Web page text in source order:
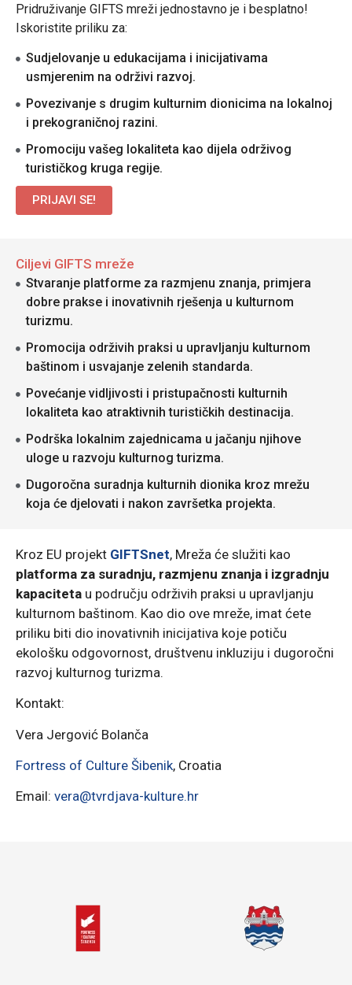
Pridruživanje GIFTS mreži jednostavno je i besplatno!
Iskoristite priliku za:
Sudjelovanje u edukacijama i inicijativama
usmjerenim na održivi razvoj.
Povezivanje s drugim kulturnim dionicima na lokalnoj
i prekograničnoj razini.
Promociju vašeg lokaliteta kao dijela održivog
turističkog kruga regije.
PRIJAVI SE!
Ciljevi GIFTS mreže
Stvaranje platforme za razmjenu znanja, primjera
dobre prakse i inovativnih rješenja u kulturnom
turizmu.
Promocija održivih praksi u upravljanju kulturnom
baštinom i usvajanje zelenih standarda.
Povećanje vidljivosti i pristupačnosti kulturnih
lokaliteta kao atraktivnih turističkih destinacija.
Podrška lokalnim zajednicama u jačanju njihove
uloge u razvoju kulturnog turizma.
Dugoročna suradnja kulturnih dionika kroz mrežu
koja će djelovati i nakon završetka projekta.
Kroz EU projekt GIFTSnet, Mreža će služiti kao
platforma za suradnju, razmjenu znanja i izgradnju
kapaciteta u području održivih praksi u upravljanju
kulturnom baštinom. Kao dio ove mreže, imat ćete
priliku biti dio inovativnih inicijativa koje potiču
ekološku odgovornost, društvenu inkluziju i dugoročni
razvoj kulturnog turizma.
Kontakt:
Vera Jergović Bolanča
Fortress of Culture Šibenik, Croatia
Email: vera@tvrdjava-kulture.hr